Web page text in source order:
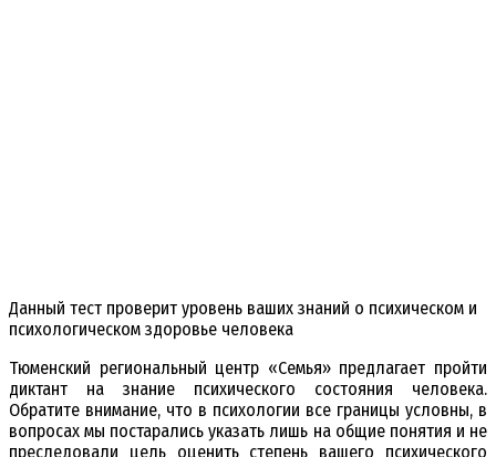
Данный тест проверит уровень ваших знаний о психическом и
психологическом здоровье человека
Тюменский региональный центр «Семья» предлагает пройти
диктант на знание психического состояния человека.
Обратите внимание, что в психологии все границы условны, в
вопросах мы постарались указать лишь на общие понятия и не
преследовали цель оценить степень вашего психического